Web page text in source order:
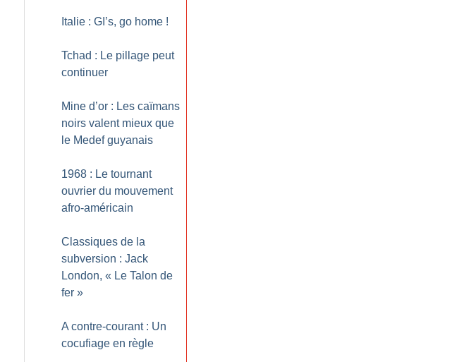
Italie : GI’s, go home !
Tchad : Le pillage peut
continuer
Mine d’or : Les caïmans
noirs valent mieux que
le Medef guyanais
1968 : Le tournant
ouvrier du mouvement
afro-américain
Classiques de la
subversion : Jack
London, « Le Talon de
fer »
A contre-courant : Un
cocufiage en règle